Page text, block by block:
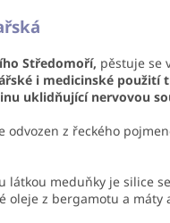
Středomoří, pěstuje se
i medicinské použití
uklidňující nervovou
odvozen z řeckého
látkou meduňky je silice
oleje z bergamotu a